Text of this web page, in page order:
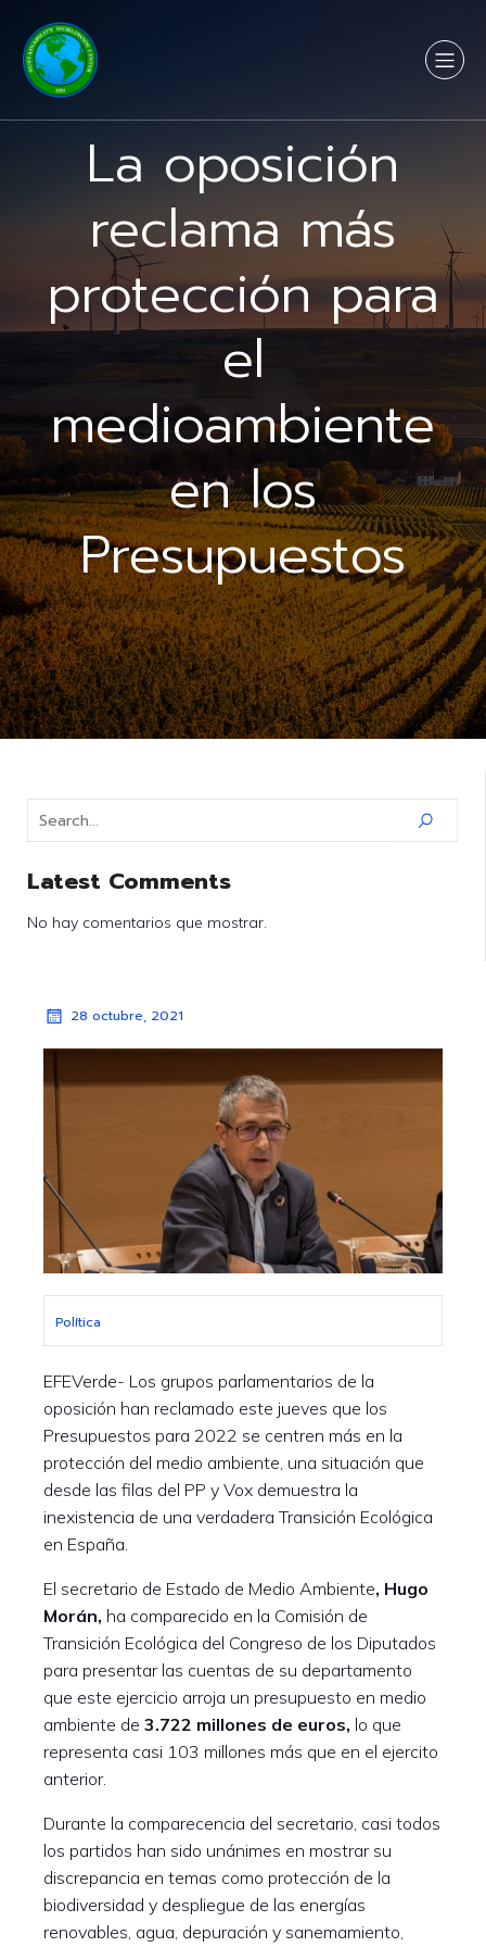
La oposición
reclama más
protección para
el
medioambiente
en los
Presupuestos
Latest Comments
No hay comentarios que mostrar.
28 octubre, 2021
Política
EFEVerde- Los grupos parlamentarios de la
oposición han reclamado este jueves que los
Presupuestos para 2022 se centren más en la
protección del medio ambiente, una situación que
desde las filas del PP y Vox demuestra la
inexistencia de una verdadera Transición Ecológica
en España.
El secretario de Estado de Medio Ambiente, Hugo
Morán, ha comparecido en la Comisión de
Transición Ecológica del Congreso de los Diputados
para presentar las cuentas de su departamento
que este ejercicio arroja un presupuesto en medio
ambiente de 3.722 millones de euros, lo que
representa casi 103 millones más que en el ejercito
anterior.
Durante la comparecencia del secretario, casi todos
los partidos han sido unánimes en mostrar su
discrepancia en temas como protección de la
biodiversidad y despliegue de las energías
renovables, agua, depuración y sanemamiento,